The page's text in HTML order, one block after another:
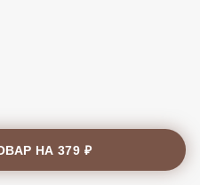
НА379 ₽